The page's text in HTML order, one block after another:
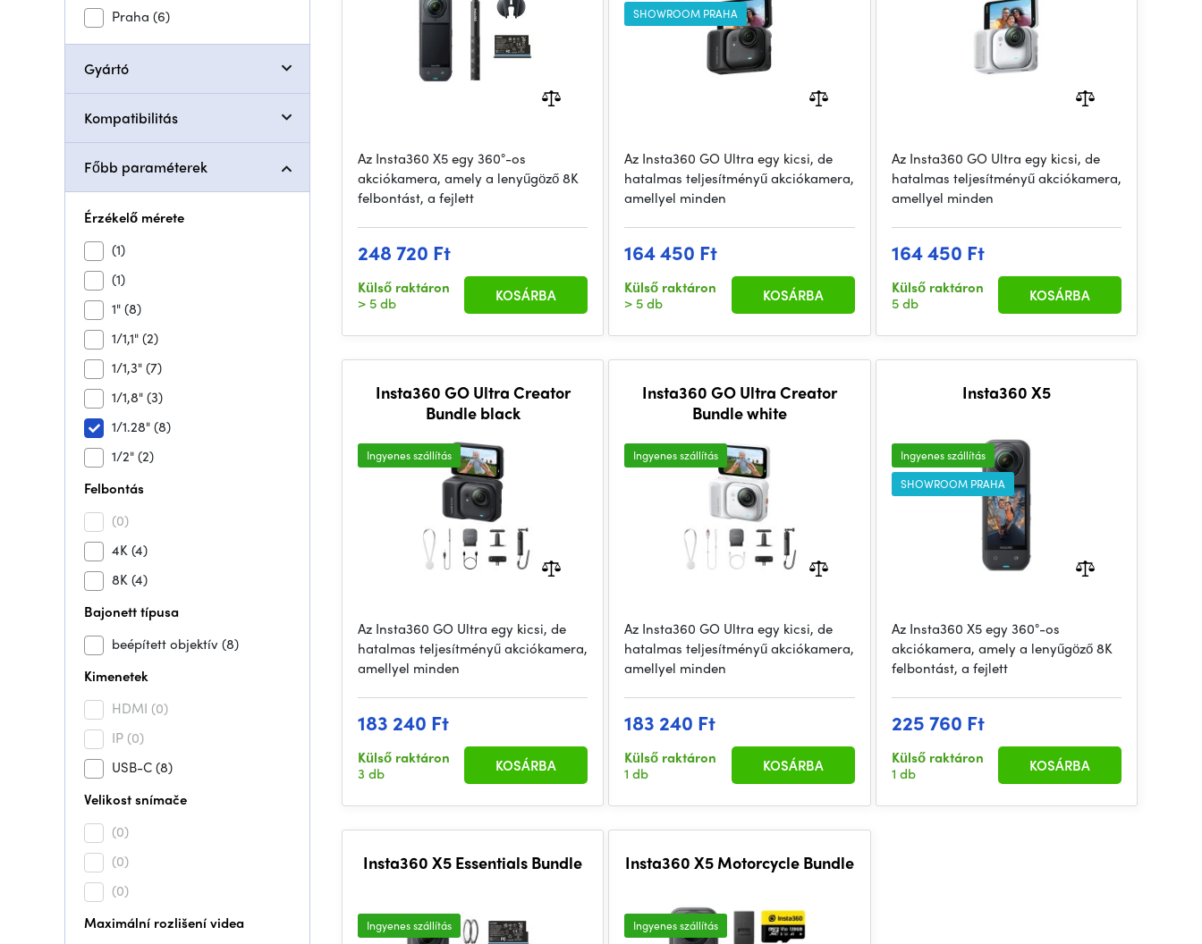
Praha (6)
Gyártó
Kompatibilitás
Főbb paraméterek
Érzékelő mérete
(1)
(1)
1"(8)
1/1,1"(2)
1/1,3"(7)
1/1,8"(3)
1/1.28"(8)
1/2"(2)
Felbontás
(0)
4K(4)
8K(4)
Bajonett típusa
beépített objektív(8)
Kimenetek
HDMI (0)
IP (0)
USB-C(8)
Velikost snímače
(0)
(0)
(0)
Maximální rozlišení videa
Az Insta360 X5 egy 360°-os
akciókamera, amely a lenyűgöző 8K
felbontást, a fejlett
248 720 Ft
Külső raktáron
> 5 db
KOSÁRBA
SHOWROOM PRAHA
Az Insta360 GO Ultra egy kicsi, de
hatalmas teljesítményű akciókamera,
amellyel minden
164 450 Ft
Külső raktáron
> 5 db
KOSÁRBA
Az Insta360 GO Ultra egy kicsi, de
hatalmas teljesítményű akciókamera,
amellyel minden
164 450 Ft
Külső raktáron
5 db
KOSÁRBA
Insta360 GO Ultra Creator
Bundle black
Ingyenes szállítás
Az Insta360 GO Ultra egy kicsi, de
hatalmas teljesítményű akciókamera,
amellyel minden
183 240 Ft
Külső raktáron
3 db
KOSÁRBA
Insta360 GO Ultra Creator
Bundle white
Ingyenes szállítás
Az Insta360 GO Ultra egy kicsi, de
hatalmas teljesítményű akciókamera,
amellyel minden
183 240 Ft
Külső raktáron
1 db
KOSÁRBA
Insta360 X5
Ingyenes szállítás
SHOWROOM PRAHA
Az Insta360 X5 egy 360°-os
akciókamera, amely a lenyűgöző 8K
felbontást, a fejlett
225 760 Ft
Külső raktáron
1 db
KOSÁRBA
Insta360 X5 Essentials Bundle
Ingyenes szállítás
Insta360 X5 Motorcycle Bundle
Ingyenes szállítás